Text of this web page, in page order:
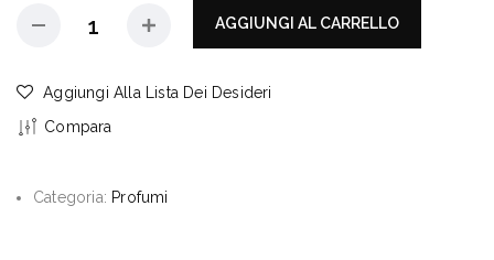
AGGIUNGI AL CARRELLO
Aggiungi Alla Lista Dei Desideri
Compara
Categoria: Profumi